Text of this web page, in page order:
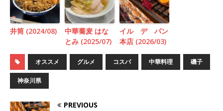
井筒 (2024/08)
中華蕎麦 はな
とみ (2025/07)
イル デ パン
本店 (2026/03)
オススメ グルメ コスパ 中華料理 磯子
神奈川県
PREVIOUS